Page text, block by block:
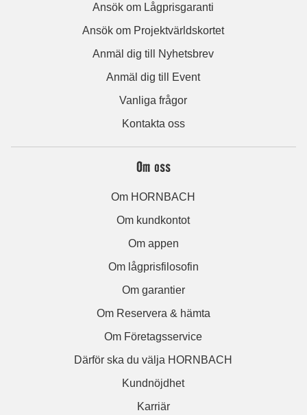
Ansök om Lågprisgaranti
Ansök om Projektvärldskortet
Anmäl dig till Nyhetsbrev
Anmäl dig till Event
Vanliga frågor
Kontakta oss
Om oss
Om HORNBACH
Om kundkontot
Om appen
Om lågprisfilosofin
Om garantier
Om Reservera & hämta
Om Företagsservice
Därför ska du välja HORNBACH
Kundnöjdhet
Karriär